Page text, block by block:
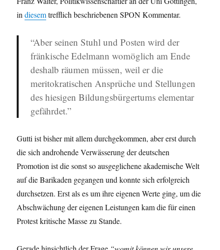
indiesemtrefflich beschriebenen SPON Kommentar.
“Aber seinen Stuhl und Posten wird der
fränkische Edelmann womöglich am Ende
deshalb räumen müssen, weil er die
meritokratischen Ansprüche und Stellungen
des hiesigen Bildungsbürgertums elementar
gefährdet.”
Gutti ist bisher mit allem durchgekommen, aber erst durch
die sich androhende Verwässerung der deutschen
Promotion ist die sonst so ausgeglichene akademische Welt
auf die Barikaden gegangen und konnte sich erfolgreich
durchsetzen. Erst als es um ihre eigenen Werte ging, um die
Abschwächung der eigenen Leistungen kam die für einen
Protest kritische Masse zu Stande.